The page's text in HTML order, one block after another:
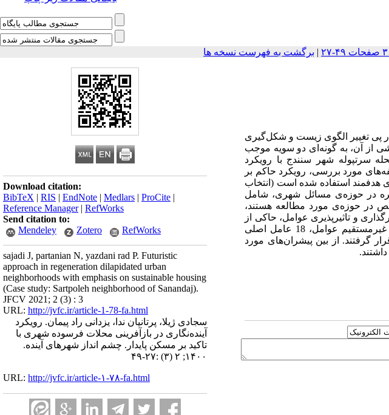
| برگشت به فهرست نسخه ها
Download citation:
BibTeX | RIS | EndNote | Medlars | ProCite |
Reference Manager| RefWorks
Send citation to:
Mendeley
Zotero RefWorks
sajadi J, partanian N, yazdani rad P. Futuristic
approach in regeneration dilapidated urban
neighborhoods with emphasis on sustainable housing
(Case study: Sartpoleh neighborhood of Sanandaj).
JFCV 2021; 2 (3) : 3
URL: http://jvfc.ir/article-1-78-fa.html
سجادی ژیلا، پرتانیان ندا، یزدانی راد پیمان. رویکرد
آینده‌نگاری در بازآفرینی محلات فرسوده شهری با
تاکید بر مسکن پایدار. چشم انداز شهرهای آینده.
۱۴۰۰; ۲ (۳) :۲۷-۴۹
URL: http://jvfc.ir/article-۱-۷۸-fa.html
پی تغییر الگوی زیست و شکل‌گیری
از آن، به گونه‌ای دو سویه موجب
سرتپوله شهر سنندج با رویکرد
مورد بررسی، رویکرد حاکم بر
هدفمند استفاده شده است (انتخاب
جامعه آماری این پژوهش 40 تن از کارشناسان خبره در حوزه‌ی مسائل شهری، شامل
در حوزه‌ی مورد مطالعه هستند،
و تاثیرپذیری عوامل، حاکی از
ناپایداری سیستم در بازآفرینی محله سرتپوله است. و در نهایت با توجه به امتیاز بالای اثرگذاری مستقیم و غیرمستقیم عوامل، 18 عامل اصلی
گرفتند. از بین پیشران‌های مورد